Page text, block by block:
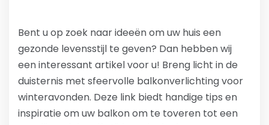
Bent u op zoek naar ideeën om uw huis een
gezonde levensstijl te geven? Dan hebben wij
een interessant artikel voor u! Breng licht in de
duisternis met sfeervolle balkonverlichting voor
winteravonden. Deze link biedt handige tips en
inspiratie om uw balkon om te toveren tot een